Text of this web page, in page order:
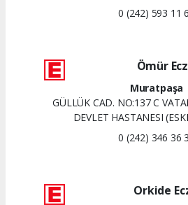
0 (242) 593 11
Ömür
Muratpaşa
GÜLLÜK CAD. NO:137 C
DEVLET HASTANESI
0 (242) 346 36
Orkide